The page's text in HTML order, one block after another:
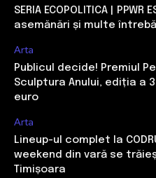
SERIA ECOPOLITICA |
asemănări și multe
Arta
Publicul decide! Premiul
Sculptura Anului, ediția a
euro
Arta
Lineup-ul complet la
weekend din vară se
Timișoara